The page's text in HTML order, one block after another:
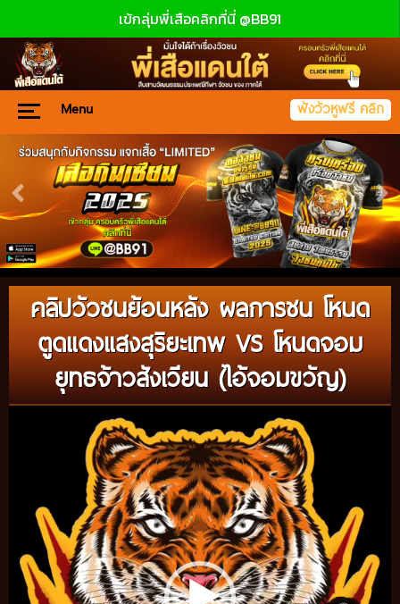
เข้กลุ่มพี่เสือคลิกที่นี่ @BB91
Menu ฟังวัวหูฟรี คลิก
คลิปวัวชนย้อนหลัง ผลการชน โหนด
ตูดแดงแสงสุริยะเทพ VS โหนดจอม
ยุทธจ้าวสังเวียน (ไอ้จอมขวัญ)